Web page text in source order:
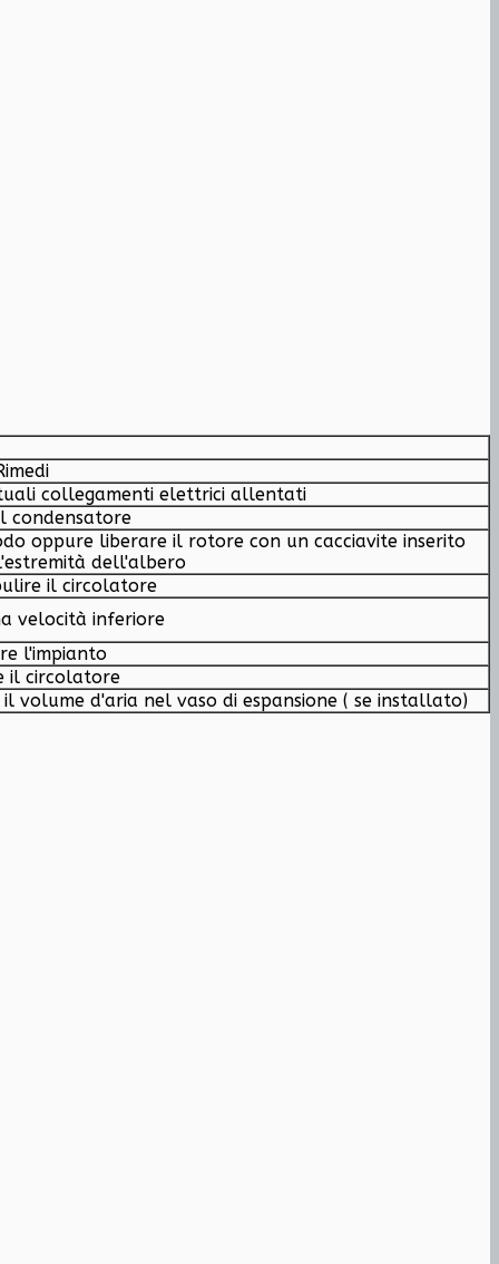
collegamenti elettrici allentati
condensatore
oppure liberare il rotore con un cacciavite inserito
dell'albero
il circolatore
velocità inferiore
l'impianto
il circolatore
volume d'aria nel vaso di espansione ( se installato)